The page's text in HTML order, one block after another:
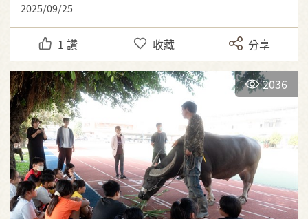
2025/09/25
1 讚 收藏 分享
2036